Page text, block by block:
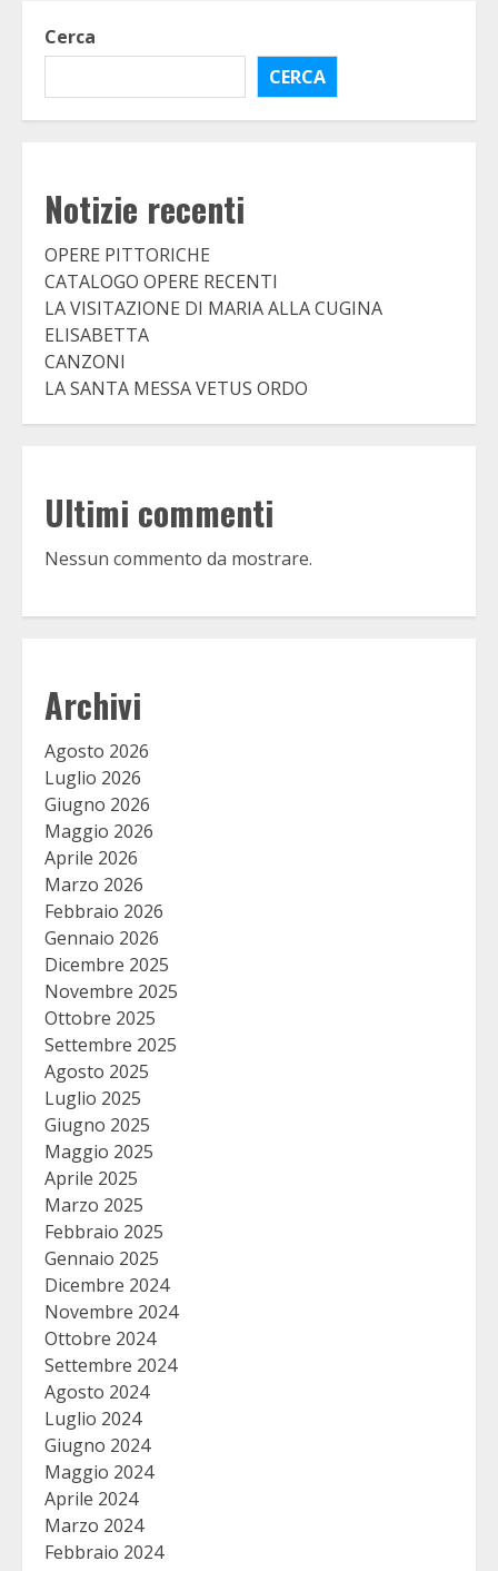
Cerca
CERCA
Notizie recenti
OPERE PITTORICHE
CATALOGO OPERE RECENTI
LA VISITAZIONE DI MARIA ALLA CUGINA
ELISABETTA
CANZONI
LA SANTA MESSA VETUS ORDO
Ultimi commenti
Nessun commento da mostrare.
Archivi
Agosto 2026
Luglio 2026
Giugno 2026
Maggio 2026
Aprile 2026
Marzo 2026
Febbraio 2026
Gennaio 2026
Dicembre 2025
Novembre 2025
Ottobre 2025
Settembre 2025
Agosto 2025
Luglio 2025
Giugno 2025
Maggio 2025
Aprile 2025
Marzo 2025
Febbraio 2025
Gennaio 2025
Dicembre 2024
Novembre 2024
Ottobre 2024
Settembre 2024
Agosto 2024
Luglio 2024
Giugno 2024
Maggio 2024
Aprile 2024
Marzo 2024
Febbraio 2024